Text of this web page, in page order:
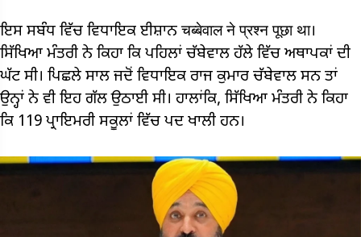
ਇਸ ਸਬੰਧ ਵਿੱਚ ਵਿਧਾਇਕ ਈਸ਼ਾਨ चब्बेवाल ने प्रश्न पूछा था।
ਸਿੱਖਿਆ ਮੰਤਰੀ ਨੇ ਕਿਹਾ ਕਿ ਪਹਿਲਾਂ ਚੱਬੇਵਾਲ ਹੱਲੇ ਵਿੱਚ ਅਥਾਪਕਾਂ ਦੀ
ਘੱਟ ਸੀ। ਪਿਛਲੇ ਸਾਲ ਜਦੋਂ ਵਿਧਾਇਕ ਰਾਜ ਕੁਮਾਰ ਚੱਬੇਵਾਲ ਸਨ ਤਾਂ
ਉਨ੍ਹਾਂ ਨੇ ਵੀ ਇਹ ਗੱਲ ਉਠਾਈ ਸੀ। ਹਾਲਾਂਕਿ, ਸਿੱਖਿਆ ਮੰਤਰੀ ਨੇ ਕਿਹਾ
ਕਿ 119 ਪ੍ਰਾਇਮਰੀ ਸਕੂਲਾਂ ਵਿੱਚ ਪਦ ਖਾਲੀ ਹਨ।